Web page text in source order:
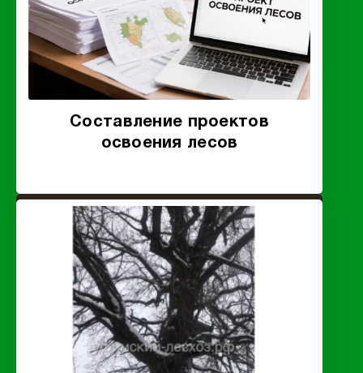
Составление проектов
освоения лесов